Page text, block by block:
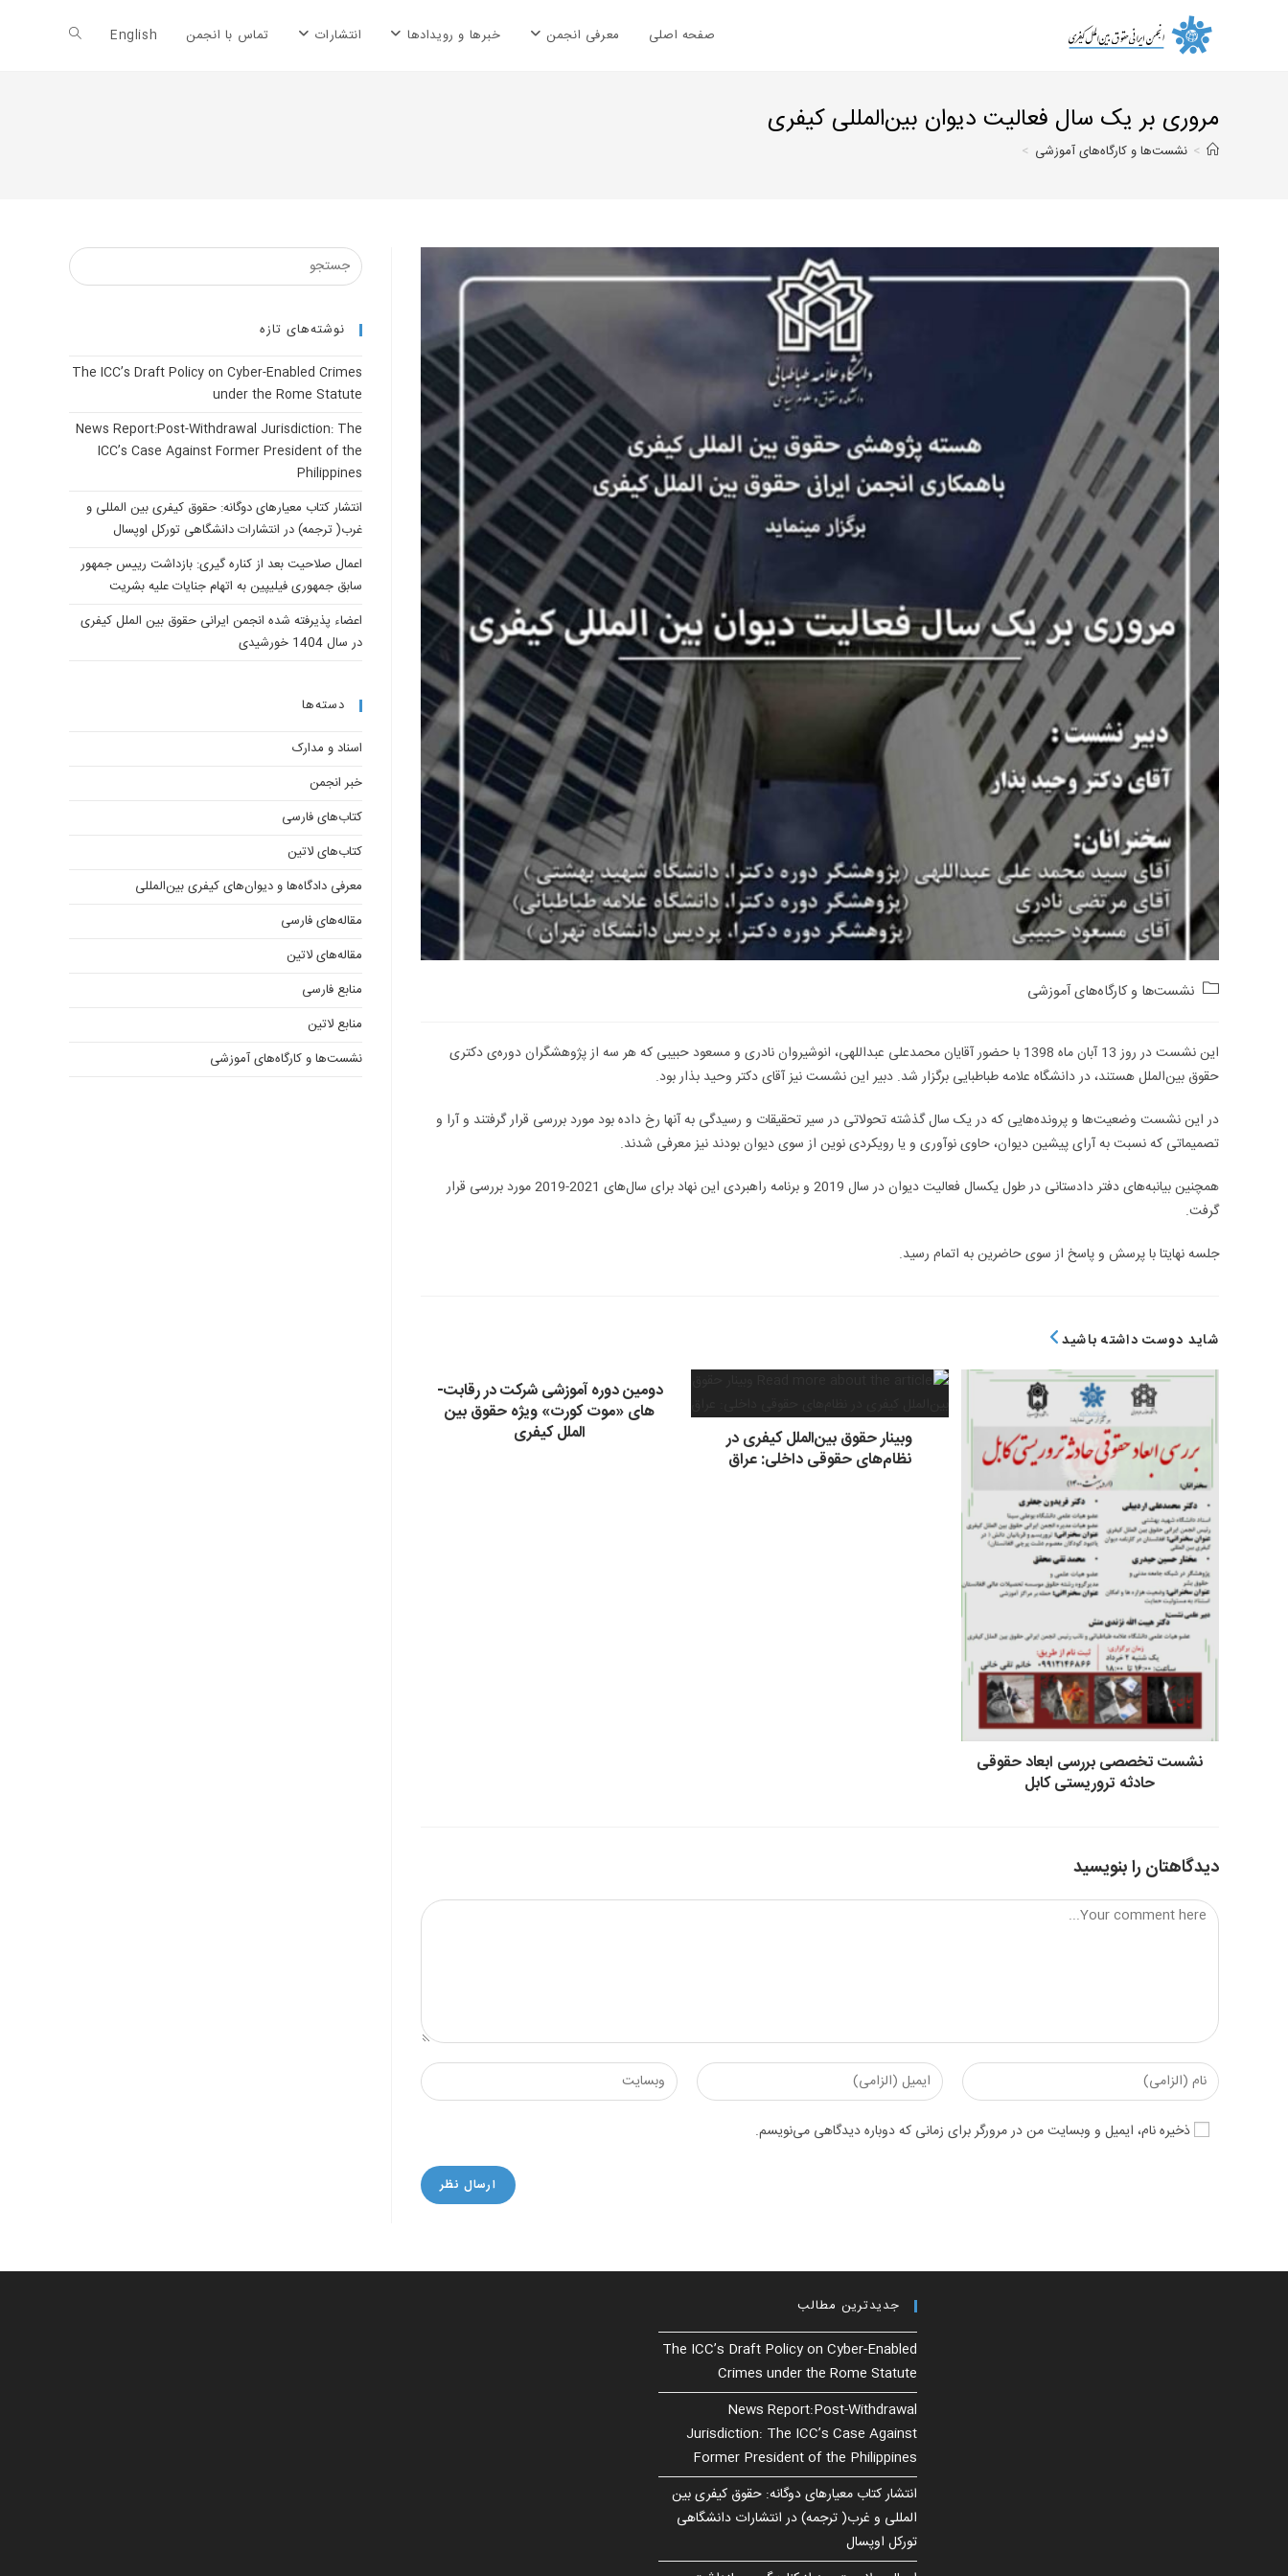
صفحه اصلی معرفی انجمن خبرها و رویدادها انتشارات تماس با انجمن English
Toggle
مروری بر یک سال فعالیت دیوان بین‌المللی کیفری
> نشست‌ها و کارگاه‌های آموزشی >
Post
نشست‌ها و کارگاه‌های آموزشی
این نشست در روز 13 آبان ماه 1398 با حضور آقایان محمدعلی عبداللهی، انوشیروان نادری و مسعود حبیبی که هر سه از پژوهشگران دوره‌ی دکتری
حقوق بین‌الملل هستند، در دانشگاه علامه طباطبایی برگزار شد. دبیر این نشست نیز آقای دکتر وحید بذار بود.
در این نشست وضعیت‌ها و پرونده‌هایی که در یک سال گذشته تحولاتی در سیر تحقیقات و رسیدگی به آنها رخ داده بود مورد بررسی قرار گرفتند و آرا و
تصمیماتی که نسبت به آرای پیشین دیوان، حاوی نوآوری و یا رویکردی نوین از سوی دیوان بودند نیز معرفی شدند.
همچنین بیانبه‌های دفتر دادستانی در طول یکسال فعالیت دیوان در سال 2019 و برنامه راهبردی این نهاد برای سال‌های 2021-2019 مورد بررسی قرار
گرفت.
جلسه نهایتا با پرسش و پاسخ از سوی حاضرین به اتمام رسید.
شاید دوست داشته باشید
دومین دوره آموزشی شرکت در رقابت­
های «موت کورت» ویژه حقوق بین
الملل کیفری
وبینار حقوق بین‌الملل کیفری در
نظام‌های حقوقی داخلی: عراق
نشست تخصصی بررسی ابعاد حقوقی
حادثه تروریستی کابل
دیدگاهتان را بنویسید
Comment
Enter
your
name
Enter
your
email
address
Enter
your
ذخیره نام، ایمیل و وبسایت من در مرورگر برای زمانی که دوباره دیدگاهی می‌نویسم.
نوشته‌های تازه
The ICC’s Draft Policy on Cyber-Enabled Crimes
under the Rome Statute
News Report:Post-Withdrawal Jurisdiction: The
ICC’s Case Against Former President of the
Philippines
انتشار کتاب معیارهای دوگانه: حقوق کیفری بین المللی و
غرب( ترجمه) در انتشارات دانشگاهی تورکل اوپسال
اعمال صلاحیت بعد از کناره گیری: بازداشت رییس جمهور
سابق جمهوری فیلیپین به اتهام جنایات علیه بشریت
اعضاء پذیرفته شده انجمن ایرانی حقوق بین الملل کیفری
در سال 1404 خورشیدی
دسته‌ها
اسناد و مدارک
خبر انجمن
کتاب‌های فارسی
کتاب‌های لاتین
معرفی دادگاه‌ها و دیوان‌های کیفری ‌بین‌المللی
مقاله‌های فارسی
مقاله‌های لاتین
منابع فارسی
منابع لاتین
نشست‌ها و کارگاه‌های آموزشی
جدیدترین مطالب
The ICC’s Draft Policy on Cyber-Enabled
Crimes under the Rome Statute
News Report:Post-Withdrawal
Jurisdiction: The ICC’s Case Against
Former President of the Philippines
انتشار کتاب معیارهای دوگانه: حقوق کیفری بین
المللی و غرب( ترجمه) در انتشارات دانشگاهی
تورکل اوپسال